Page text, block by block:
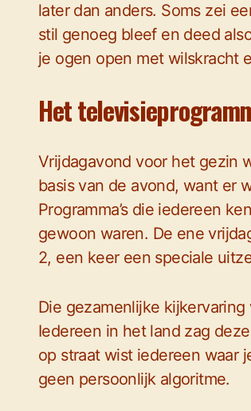
later dan anders. Soms zei
stil genoeg bleef en deed
je ogen open met wilskracht
Het
Vrijdagavond voor het gezin
basis van de avond, want er
Programma’s die iedereen
gewoon waren. De ene
2, een keer een speciale
Die gezamenlijke
Iedereen in het land zag
op straat wist iedereen waar
geen persoonlijk algoritme.